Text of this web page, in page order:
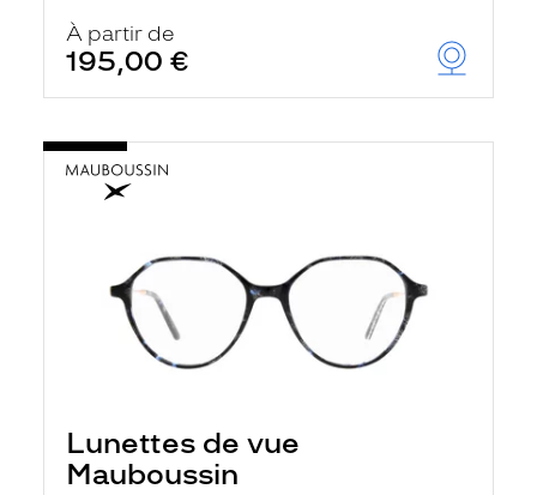
À partir de
195,00 €
Lunettes de vue
Mauboussin